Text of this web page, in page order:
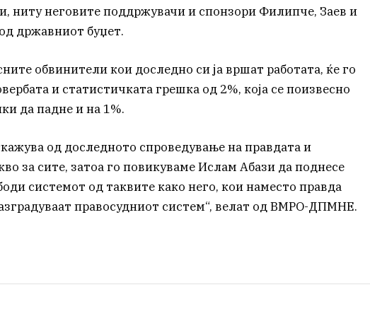
ниту неговите поддржувачи и спонзори Филипче, Заев и
државниот буџет.
обвинители кои доследно си ја вршат работата, ќе го
и статистичката грешка од 2%, која се поизвесно
да падне и на 1%.
од доследното спроведување на правдата и
за сите, затоа го повикуваме Ислам Абази да поднесе
системот од таквите како него, кои наместо правда
правосудниот систем“, велат од ВМРО-ДПМНЕ.